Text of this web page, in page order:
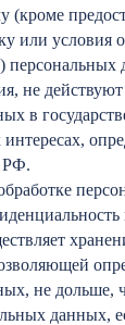
(кроме
или условия
не
в
РФ.
не дольше,
данных,